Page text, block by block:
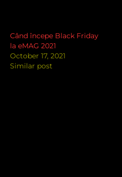
Când începe Black Friday
la eMAG 2021
October 17, 2021
Similar post